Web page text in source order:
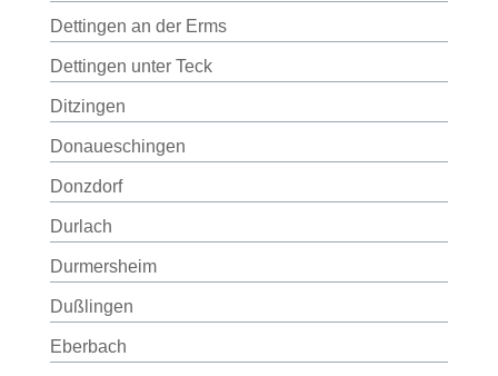
Dettingen an der Erms
Dettingen unter Teck
Ditzingen
Donaueschingen
Donzdorf
Durlach
Durmersheim
Dußlingen
Eberbach